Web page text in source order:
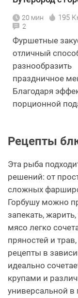
20 мин 195
2
Фуршетные
отличный
разнообразить
праздничное
Благодаря
порционной
Рецепты
Эта рыба
решений: от
сложных
Горбушу можно
запекать,
мясо легко
пряностей и
рецепты в
идеально
крупами и
универсальной в